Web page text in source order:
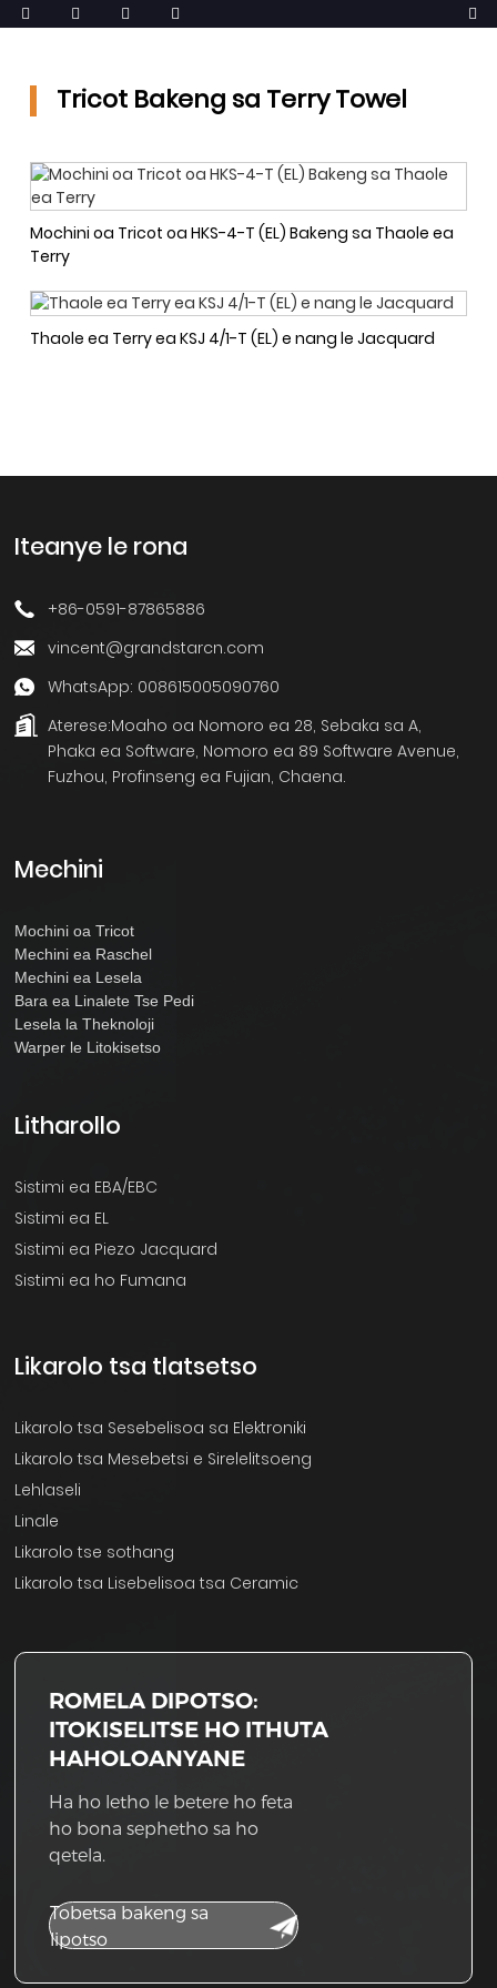
Tricot Bakeng sa Terry Towel
Mochini oa Tricot oa HKS-4-T (EL) Bakeng sa Thaole ea
Terry
Thaole ea Terry ea KSJ 4/1-T (EL) e nang le Jacquard
Iteanye le rona
+86-0591-87865886
vincent@grandstarcn.com
WhatsApp: 008615005090760
Aterese:Moaho oa Nomoro ea 28, Sebaka sa A,
Phaka ea Software, Nomoro ea 89 Software Avenue,
Fuzhou, Profinseng ea Fujian, Chaena.
Mechini
Mochini oa Tricot
Mechini ea Raschel
Mechini ea Lesela
Bara ea Linalete Tse Pedi
Lesela la Theknoloji
Warper le Litokisetso
Litharollo
Sistimi ea EBA/EBC
Sistimi ea EL
Sistimi ea Piezo Jacquard
Sistimi ea ho Fumana
Likarolo tsa tlatsetso
Likarolo tsa Sesebelisoa sa Elektroniki
Likarolo tsa Mesebetsi e Sirelelitsoeng
Lehlaseli
Linale
Likarolo tse sothang
Likarolo tsa Lisebelisoa tsa Ceramic
ROMELA DIPOTSO:
ITOKISELITSE HO ITHUTA
HAHOLOANYANE
Ha ho letho le betere ho feta
ho bona sephetho sa ho
qetela.
Tobetsa bakeng sa
lipotso